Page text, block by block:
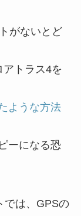
がないとど
トラス4を
ような方法
ーになる恐
では、GPSの